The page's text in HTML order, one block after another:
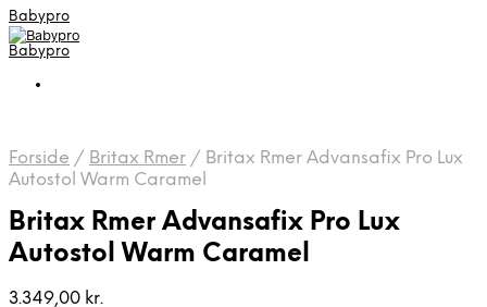
Babypro
Babypro
Forside / Britax Rmer / Britax Rmer Advansafix Pro Lux
Autostol Warm Caramel
Britax Rmer Advansafix Pro Lux
Autostol Warm Caramel
3.349,00 kr.